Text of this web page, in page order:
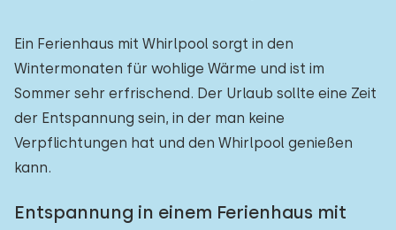
Ein Ferienhaus mit Whirlpool sorgt in den
Wintermonaten für wohlige Wärme und ist im
Sommer sehr erfrischend. Der Urlaub sollte eine Zeit
der Entspannung sein, in der man keine
Verpflichtungen hat und den Whirlpool genießen
kann.
Entspannung in einem Ferienhaus mit